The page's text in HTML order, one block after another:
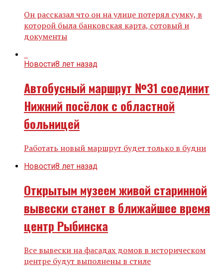
Он рассказал что он на улице потерял сумку, в
которой была банковская карта, сотовый и
документы
Новости8 лет назад
Автобусный маршрут №31 соединит
Нижний посёлок с областной
больницей
Работать новый маршрут будет только в будни
Новости8 лет назад
Открытым музеем живой старинной
вывески станет в ближайшее время
центр Рыбинска
Все вывески на фасадах домов в историческом
центре будут выполнены в стиле